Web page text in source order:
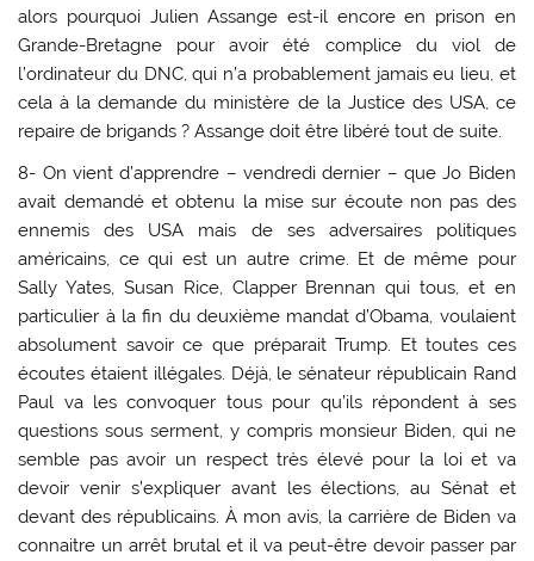
alors pourquoi Julien Assange est-il encore en prison en
Grande-Bretagne pour avoir été complice du viol de
l’ordinateur du DNC, qui n’a probablement jamais eu lieu, et
cela à la demande du ministère de la Justice des USA, ce
repaire de brigands ? Assange doit être libéré tout de suite.
8- On vient d’apprendre – vendredi dernier – que Jo Biden
avait demandé et obtenu la mise sur écoute non pas des
ennemis des USA mais de ses adversaires politiques
américains, ce qui est un autre crime. Et de même pour
Sally Yates, Susan Rice, Clapper Brennan qui tous, et en
particulier à la fin du deuxième mandat d’Obama, voulaient
absolument savoir ce que préparait Trump. Et toutes ces
écoutes étaient illégales. Déjà, le sénateur républicain Rand
Paul va les convoquer tous pour qu’ils répondent à ses
questions sous serment, y compris monsieur Biden, qui ne
semble pas avoir un respect très élevé pour la loi et va
devoir venir s’expliquer avant les élections, au Sénat et
devant des républicains. À mon avis, la carrière de Biden va
connaitre un arrêt brutal et il va peut-être devoir passer par